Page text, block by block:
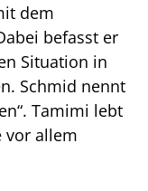
dem
befasst er
Situation in
Schmid nennt
Tamimi lebt
vor allem